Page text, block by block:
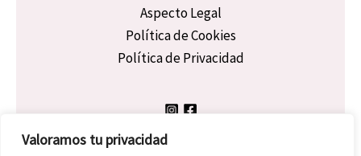
Valoramos tu privacidad
Aspecto Legal
Política de Cookies
Política de Privacidad